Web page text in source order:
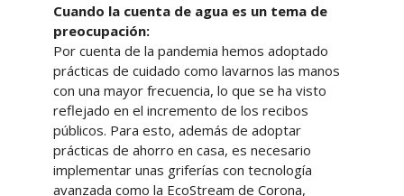
Cuando la cuenta de agua es un tema de
preocupación:
Por cuenta de la pandemia hemos adoptado
prácticas de cuidado como lavarnos las manos
con una mayor frecuencia, lo que se ha visto
reflejado en el incremento de los recibos
públicos. Para esto, además de adoptar
prácticas de ahorro en casa, es necesario
implementar unas griferías con tecnología
avanzada como la EcoStream de Corona,